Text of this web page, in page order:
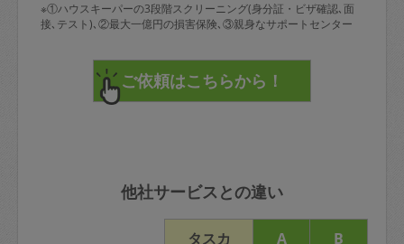
※①ハウスキーパーの3段階スクリーニング(身分証・ビザ確認､面
接､テスト)､②最大一億円の損害保険､③親身なサポートセンター
他社サービスとの違い
タスカ
A
B